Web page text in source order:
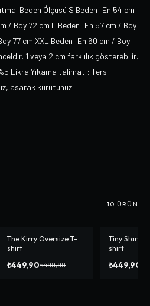
Beden Ölçüsü S Beden: En 54 cm
/ Boy 72 cm L Beden: En 57 cm / Boy
77 cm XXL Beden: En 60 cm / Boy
1 veya 2 cm farklılık gösterebilir.
Likra Yıkama talimatı: Ters
asarak kurutunuz
10 ÜRÜN
-%10
The Kirry Oversize T-
shirt
₺449,90₺499,90
-%10
Tiny Star
shirt
₺449,90